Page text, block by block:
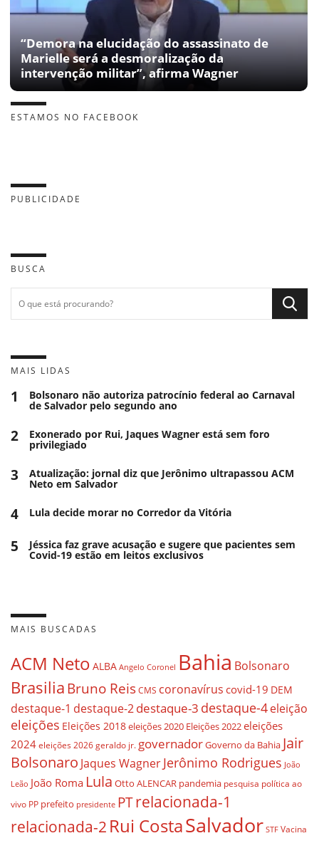
“Demora na elucidação do assassinato de
Marielle será a desmoralização da
intervenção militar”, afirma Wagner
ESTAMOS NO FACEBOOK
PUBLICIDADE
BUSCA
MAIS LIDAS
1 Bolsonaro não autoriza patrocínio federal ao Carnaval
de Salvador pelo segundo ano
2 Exonerado por Rui, Jaques Wagner está sem foro
privilegiado
3 Atualização: jornal diz que Jerônimo ultrapassou ACM
Neto em Salvador
4 Lula decide morar no Corredor da Vitória
5 Jéssica faz grave acusação e sugere que pacientes sem
Covid-19 estão em leitos exclusivos
MAIS BUSCADAS
ACM Neto ALBA Angelo Coronel Bahia Bolsonaro
BrasiliaBruno ReisCMS coronavírus covid-19 DEM
destaque-1 destaque-2destaque-3 destaque-4eleição
eleições Eleições 2018eleições 2020 Eleições 2022eleições
2024 eleições 2026 geraldo jr. governadorGoverno da Bahia Jair
Bolsonaro Jaques WagnerJerônimo Rodrigues João
Leão João Roma Lula Otto ALENCAR pandemia pesquisa política ao
vivo PP prefeito presidente PTrelacionada-1
relacionada-2 Rui CostaSalvador STF Vacina